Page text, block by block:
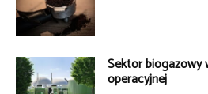
Sektor biogazowy
operacyjnej